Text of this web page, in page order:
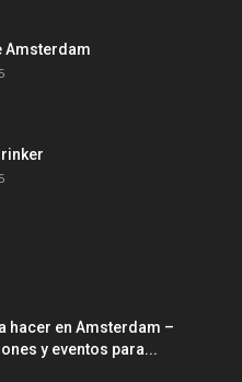
Amsterdam
hacer en Amsterdam –
y eventos para...